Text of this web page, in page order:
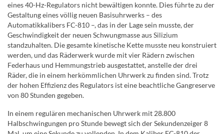
eines 40-Hz-Regulators nicht bewältigen konnte. Dies führte zu der
Gestaltung eines völlig neuen Basisuhrwerks – des
Automatikkalibers FC-810 –, das in der Lage sein musste, der
Geschwindigkeit der neuen Schwungmasse aus Silizium
standzuhalten. Die gesamte kinetische Kette musste neu konstruiert
werden, und das Räderwerk wurde mit vier Rädern zwischen
Federhaus und Hemmungstrieb ausgestattet, anstelle der drei
Räder, die in einem herkömmlichen Uhrwerk zu finden sind. Trotz
der hohen Effizienz des Regulators ist eine beachtliche Gangreserve
von 80 Stunden gegeben.
In einem regulären mechanischen Uhrwerk mit 28.800
Halbschwingungen pro Stunde bewegt sich der Sekundenzeiger 8